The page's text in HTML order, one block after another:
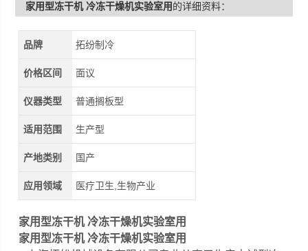
家用型冻干机 冷冻干燥机实验室用的详细资料：
品牌 拓纷制冷
价格区间 面议
仪器类型 普通搁板型
适用范围 生产型
产地类别 国产
应用领域 医疗卫生,生物产业
家用型冻干机 冷冻干燥机实验室用
家用型冻干机 冷冻干燥机实验室用